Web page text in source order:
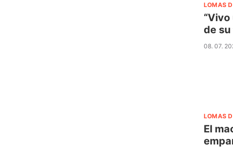
LOMAS
de
08. 07.
LOMAS
El